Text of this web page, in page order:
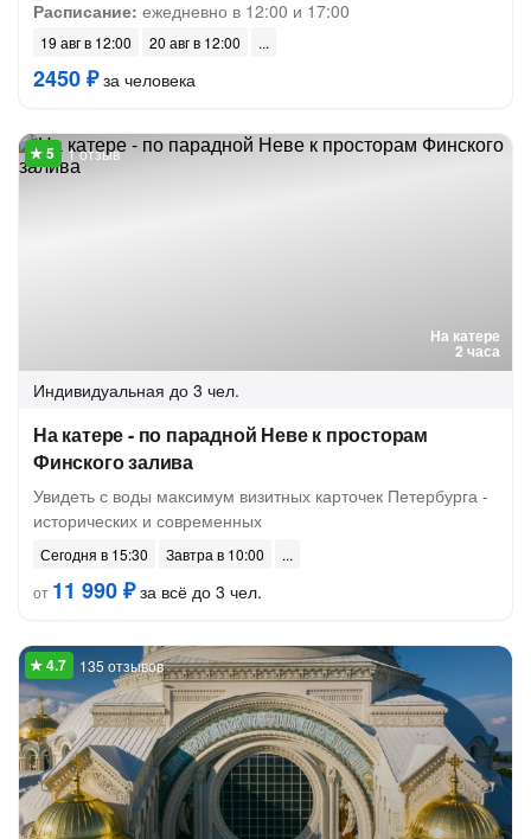
Расписание: ежедневно в 12:00 и 17:00
19 авг в 12:00 20 авг в 12:00
2450 ₽за человека
На катере
2 часа
1 отзыв
Индивидуальная до 3 чел.
На катере - по парадной Неве к просторам
Финского залива
Увидеть с воды максимум визитных карточек Петербурга -
исторических и современных
Сегодня в 15:30
Завтра в 10:00
от 11 990 ₽за всё до 3 чел.
135 отзывов